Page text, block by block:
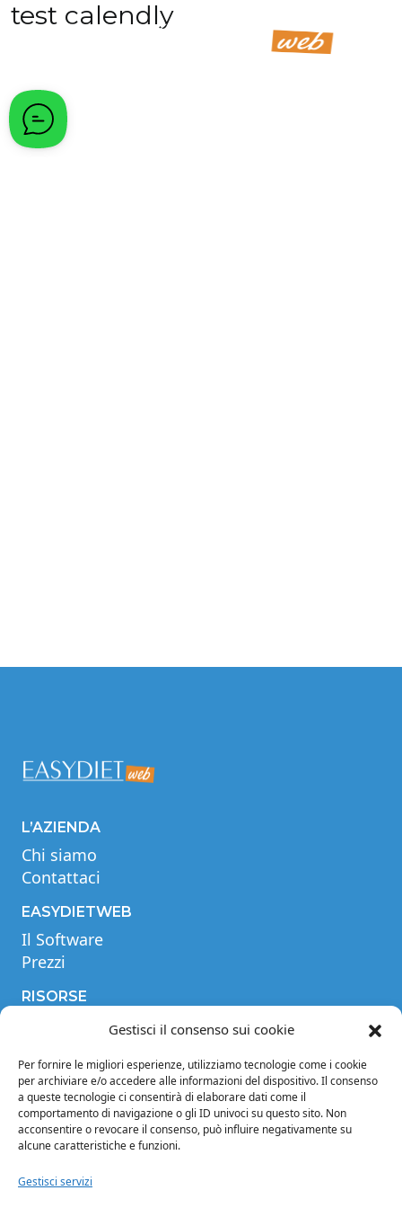
Gestisci il consenso sui cookie
Per fornire le migliori esperienze, utilizziamo tecnologie come i cookie
per archiviare e/o accedere alle informazioni del dispositivo. Il consenso
a queste tecnologie ci consentirà di elaborare dati come il
comportamento di navigazione o gli ID univoci su questo sito. Non
acconsentire o revocare il consenso, può influire negativamente su
alcune caratteristiche e funzioni.
Gestisci servizi
Passa al contenuto principale
test calendly
L’AZIENDA
Chi siamo
Contattaci
EASYDIETWEB
Il Software
Prezzi
RISORSE
Videotutorial
Blog
Glossario
INFORMAZIONI
Note legali
Privacy Policy